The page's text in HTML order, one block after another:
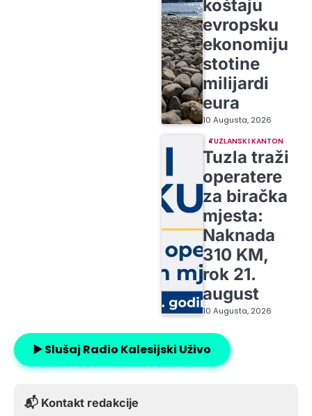
koštaju
evropsku
ekonomiju
stotine
milijardi
eura
10 Augusta, 2026
TUZLANSKI KANTON
Tuzla traži
operatere
za biračka
mjesta:
Naknada
310 KM,
rok 21.
august
10 Augusta, 2026
▶️ Slušaj Radio Kalesijski Uživo
📬 Kontakt redakcije